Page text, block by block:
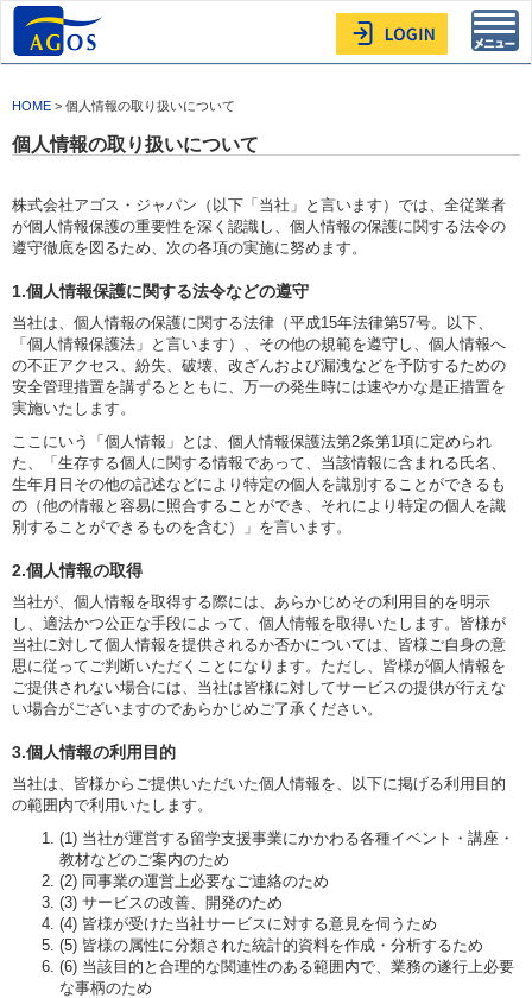
HOME > 個人情報の取り扱いについて
個人情報の取り扱いについて
株式会社アゴス・ジャパン（以下「当社」と言います）では、全従業者
が個人情報保護の重要性を深く認識し、個人情報の保護に関する法令の
遵守徹底を図るため、次の各項の実施に努めます。
1.個人情報保護に関する法令などの遵守
当社は、個人情報の保護に関する法律（平成15年法律第57号。以下、
「個人情報保護法」と言います）、その他の規範を遵守し、個人情報へ
の不正アクセス、紛失、破壊、改ざんおよび漏洩などを予防するための
安全管理措置を講ずるとともに、万一の発生時には速やかな是正措置を
実施いたします。
ここにいう「個人情報」とは、個人情報保護法第2条第1項に定められ
た、「生存する個人に関する情報であって、当該情報に含まれる氏名、
生年月日その他の記述などにより特定の個人を識別することができるも
の（他の情報と容易に照合することができ、それにより特定の個人を識
別することができるものを含む）」を言います。
2.個人情報の取得
当社が、個人情報を取得する際には、あらかじめその利用目的を明示
し、適法かつ公正な手段によって、個人情報を取得いたします。皆様が
当社に対して個人情報を提供されるか否かについては、皆様ご自身の意
思に従ってご判断いただくことになります。ただし、皆様が個人情報を
ご提供されない場合には、当社は皆様に対してサービスの提供が行えな
い場合がございますのであらかじめご了承ください。
3.個人情報の利用目的
当社は、皆様からご提供いただいた個人情報を、以下に掲げる利用目的
の範囲内で利用いたします。
(1) 当社が運営する留学支援事業にかかわる各種イベント・講座・
教材などのご案内のため
(2) 同事業の運営上必要なご連絡のため
(3) サービスの改善、開発のため
(4) 皆様が受けた当社サービスに対する意見を伺うため
(5) 皆様の属性に分類された統計的資料を作成・分析するため
(6) 当該目的と合理的な関連性のある範囲内で、業務の遂行上必要
な事柄のため